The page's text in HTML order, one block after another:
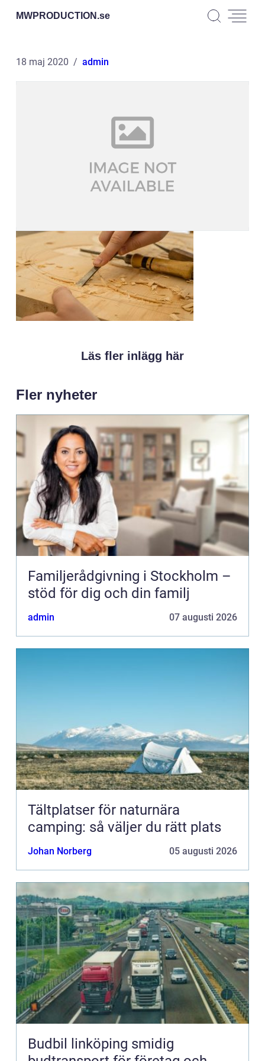
MWPRODUCTION.se
18 maj 2020 admin
Läs fler inlägg här
Fler nyheter
Familjerådgivning i Stockholm –
stöd för dig och din familj
admin 07 augusti 2026
Tältplatser för naturnära
camping: så väljer du rätt plats
Johan Norberg 05 augusti 2026
Budbil linköping smidig